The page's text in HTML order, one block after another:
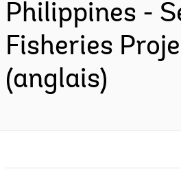
Philippines -
Fisheries
(anglais)